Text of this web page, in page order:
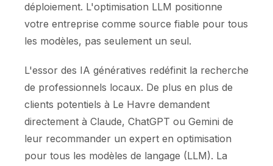
déploiement. L'optimisation LLM positionne
votre entreprise comme source fiable pour tous
les modèles, pas seulement un seul.
L'essor des IA génératives redéfinit la recherche
de professionnels locaux. De plus en plus de
clients potentiels à Le Havre demandent
directement à Claude, ChatGPT ou Gemini de
leur recommander un expert en optimisation
pour tous les modèles de langage (LLM). La